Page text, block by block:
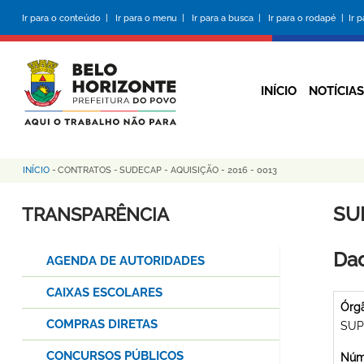
conteúdo
principal
Ir para o conteúdo | Ir para o menu | Ir para a busca | Ir para o rodapé | Ir
INÍCIO NOTÍCIAS
Trilha
de
INÍCIO - CONTRATOS - SUDECAP - AQUISIÇÃO - 2016 - 0013
TRANSPARÊNCIA
AGENDA DE AUTORIDADES
CAIXAS ESCOLARES
COMPRAS DIRETAS
CONCURSOS PÚBLICOS